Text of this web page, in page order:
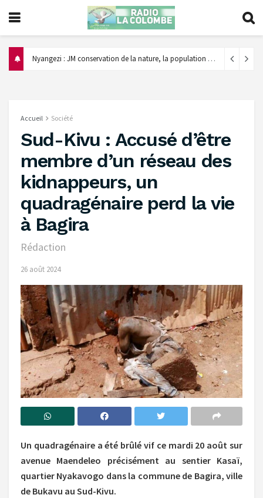
‎Nyangezi : JM conservation de la nature, la population appelée à éviter le feu de brousse et encourager le reboisement ‎
Accueil Société
Sud-Kivu : Accusé d’être
membre d’un réseau des
kidnappeurs, un
quadragénaire perd la vie
à Bagira
Rédaction
26 août 2024
Un quadragénaire a été brûlé vif ce mardi 20 août sur
avenue Maendeleo précisément au sentier Kasaï,
quartier Nyakavogo dans la commune de Bagira, ville
de Bukavu au Sud-Kivu.